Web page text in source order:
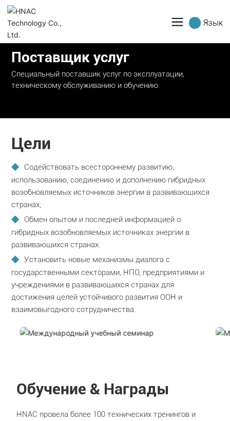
Язык
Поставщик услуг
Специальный поставщик услуг по эксплуатации,
техническому обслуживанию и обучению
Цели
Содействовать всестороннему развитию,
использованию, соединению и дополнению гибридных
возобновляемых источников энергии в развивающихся
странах;
Обмен опытом и последней информацией о
гибридных возобновляемых источниках энергии в
развивающихся странах.
Установить новые механизмы диалога с
государственными секторами, НПО, предприятиями и
учреждениями в развивающихся странах для
достижения целей устойчивого развития ООН и
взаимовыгодного сотрудничества.
Обучение & Награды
HNAC провела более 100 технических тренингов и